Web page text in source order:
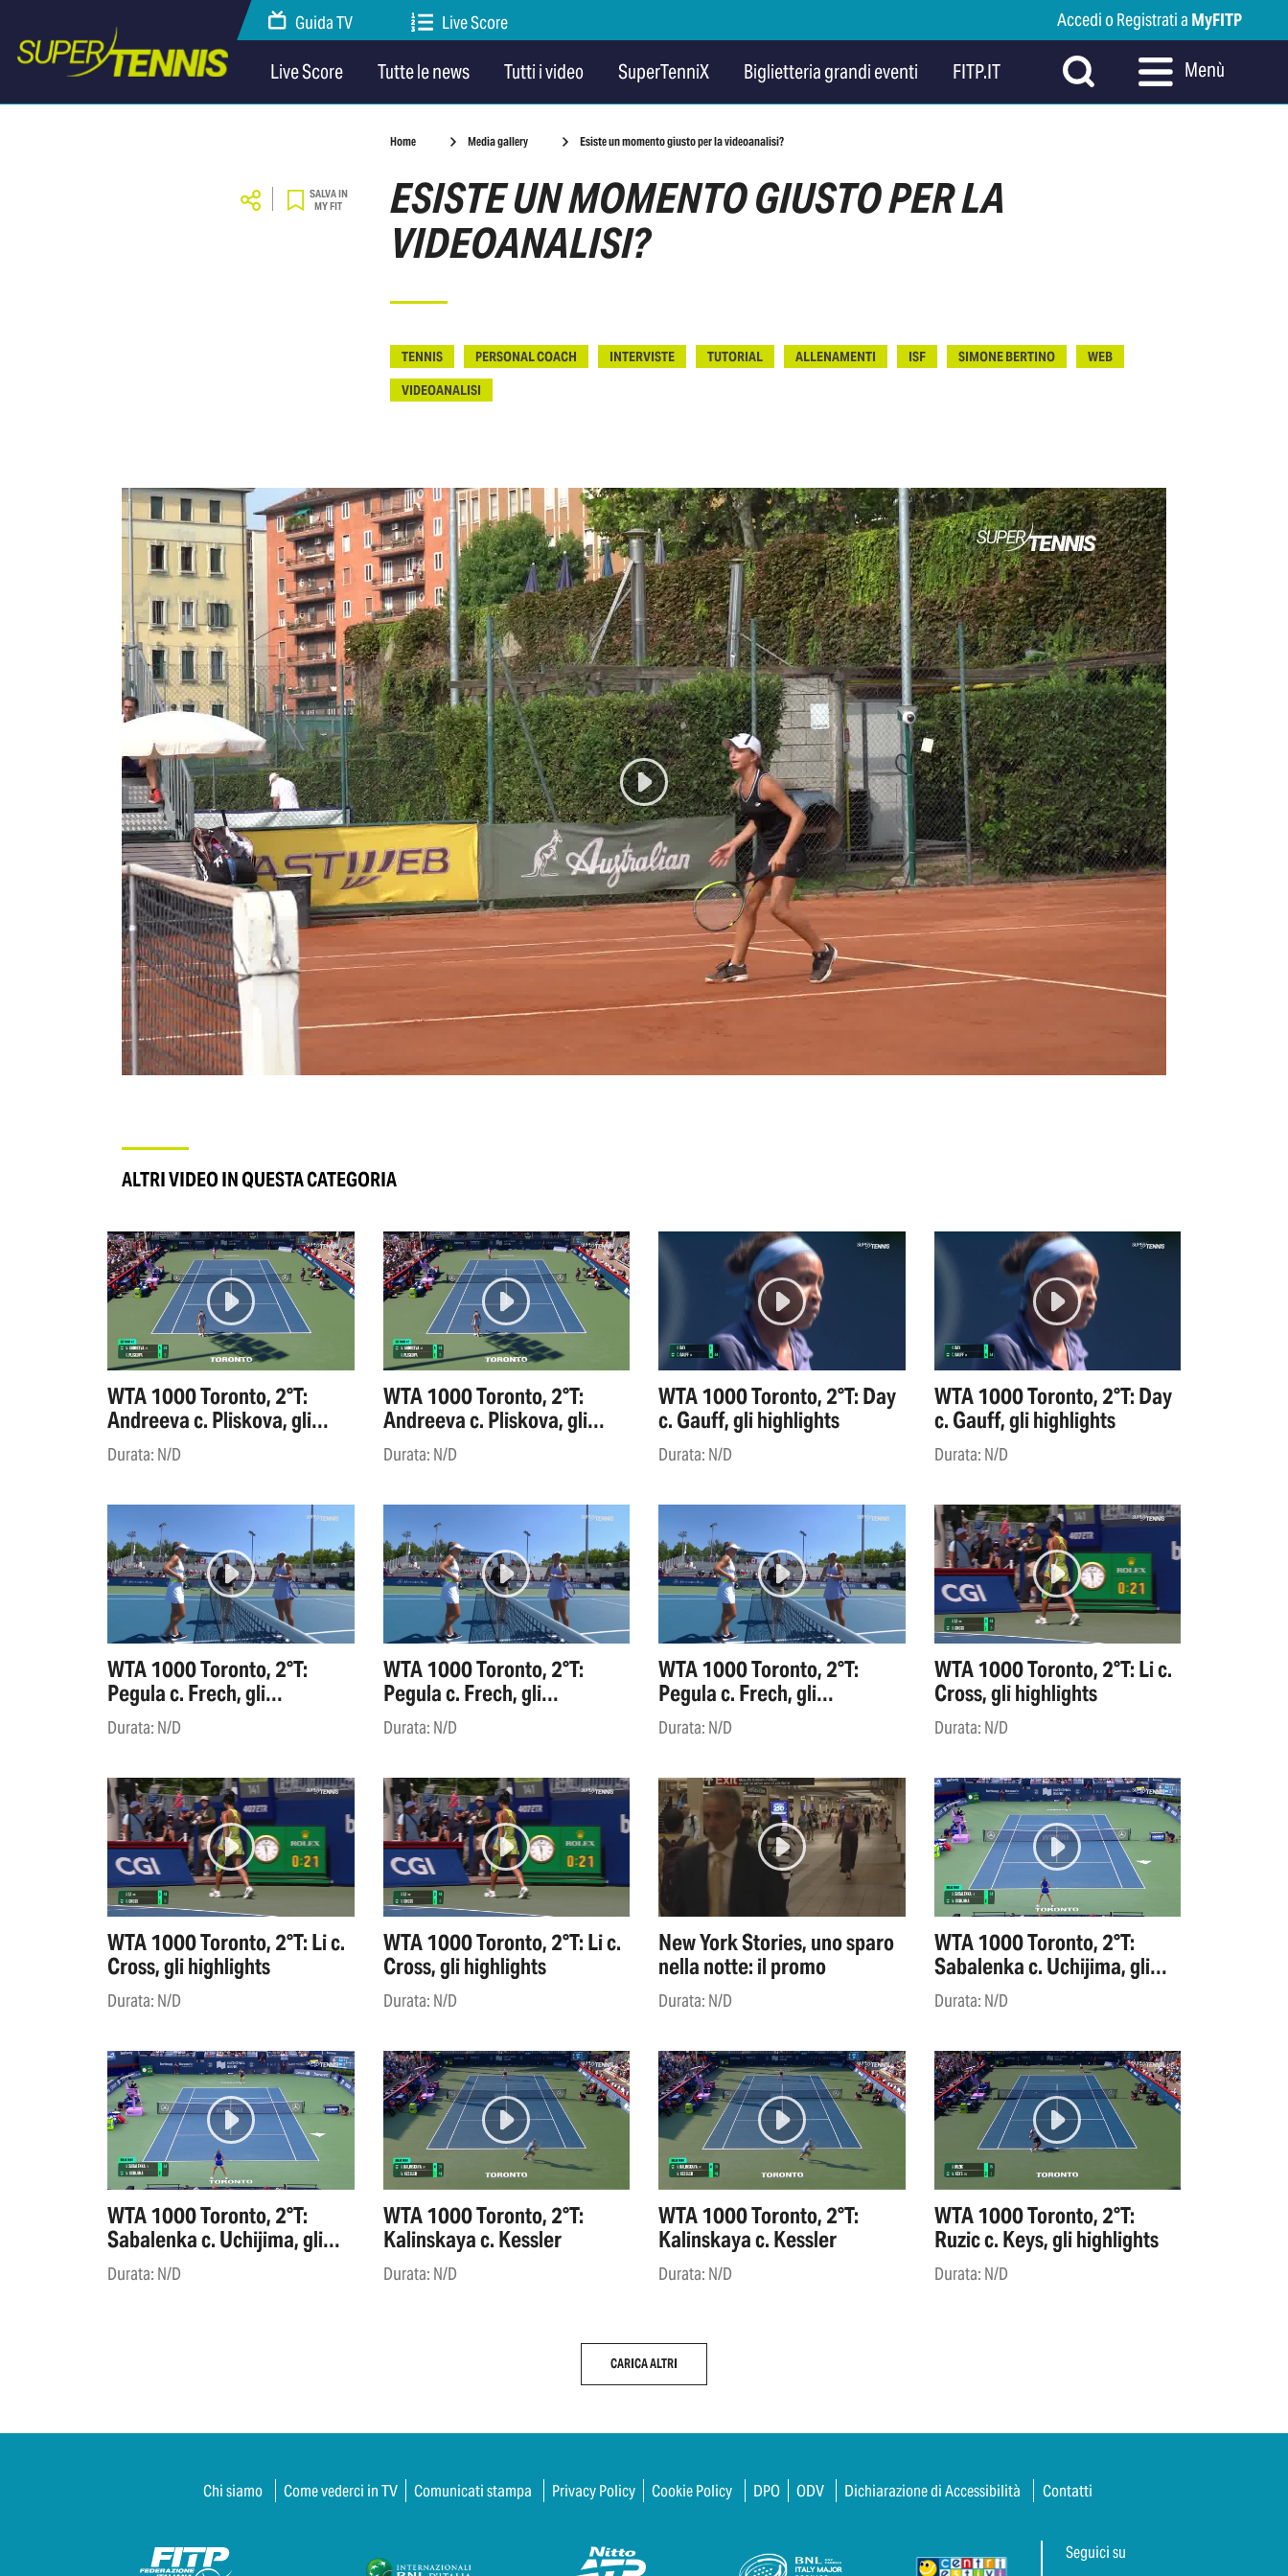
Guida TV Live Score Accedi o Registrati a MyFITP
Live Score Tutte le news Tutti i video SuperTenniX Biglietteria grandi eventi FITP.IT Menù
Home Media gallery Esiste un momento giusto per la videoanalisi?
SALVA IN
MY FIT
ESISTE UN MOMENTO GIUSTO PER LA
VIDEOANALISI?
TENNIS PERSONAL COACH INTERVISTE TUTORIAL ALLENAMENTI ISF SIMONE BERTINO
WEB
VIDEOANALISI
ALTRI VIDEO IN QUESTA CATEGORIA
WTA 1000 Toronto, 2°T:
Andreeva c. Pliskova, gli
highlights
Durata: N/D
WTA 1000 Toronto, 2°T:
Andreeva c. Pliskova, gli
highlights
Durata: N/D
WTA 1000 Toronto, 2°T: Day
c. Gauff, gli highlights
Durata: N/D
WTA 1000 Toronto, 2°T: Day
c. Gauff, gli highlights
Durata: N/D
WTA 1000 Toronto, 2°T:
Pegula c. Frech, gli
highlights
Durata: N/D
WTA 1000 Toronto, 2°T:
Pegula c. Frech, gli
highlights
Durata: N/D
WTA 1000 Toronto, 2°T:
Pegula c. Frech, gli
highlights
Durata: N/D
WTA 1000 Toronto, 2°T: Li c.
Cross, gli highlights
Durata: N/D
WTA 1000 Toronto, 2°T: Li c.
Cross, gli highlights
Durata: N/D
WTA 1000 Toronto, 2°T: Li c.
Cross, gli highlights
Durata: N/D
New York Stories, uno sparo
nella notte: il promo
Durata: N/D
WTA 1000 Toronto, 2°T:
Sabalenka c. Uchijima, gli
highlights
Durata: N/D
WTA 1000 Toronto, 2°T:
Sabalenka c. Uchijima, gli
highlights
Durata: N/D
WTA 1000 Toronto, 2°T:
Kalinskaya c. Kessler
Durata: N/D
WTA 1000 Toronto, 2°T:
Kalinskaya c. Kessler
Durata: N/D
WTA 1000 Toronto, 2°T:
Ruzic c. Keys, gli highlights
Durata: N/D
CARICA ALTRI
Chi siamo Come vederci in TV Comunicati stampa Privacy Policy Cookie Policy DPO ODV Dichiarazione di Accessibilità Contatti
Seguici su